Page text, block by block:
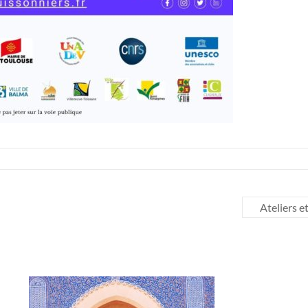
Ateliers